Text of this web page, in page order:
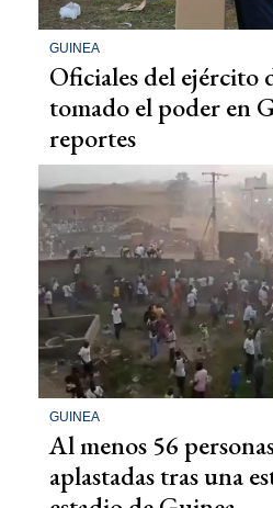
GUINEA
Oficiales del ejército
tomado el poder en
reportes
GUINEA
Al menos 56
aplastadas tras una